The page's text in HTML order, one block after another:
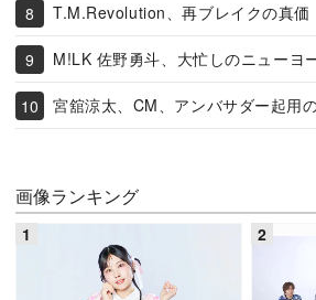
T.M.Revolution、再ブレイクの真価
M!LK 佐野勇斗、大忙しのニューヨ
宮舘涼太、CM、アンバサダー起用
画像ランキング